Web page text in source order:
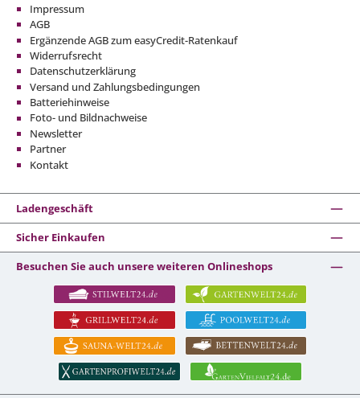
Impressum
AGB
Ergänzende AGB zum easyCredit-Ratenkauf
Widerrufsrecht
Datenschutzerklärung
Versand und Zahlungsbedingungen
Batteriehinweise
Foto- und Bildnachweise
Newsletter
Partner
Kontakt
Ladengeschäft
Sicher Einkaufen
Besuchen Sie auch unsere weiteren Onlineshops